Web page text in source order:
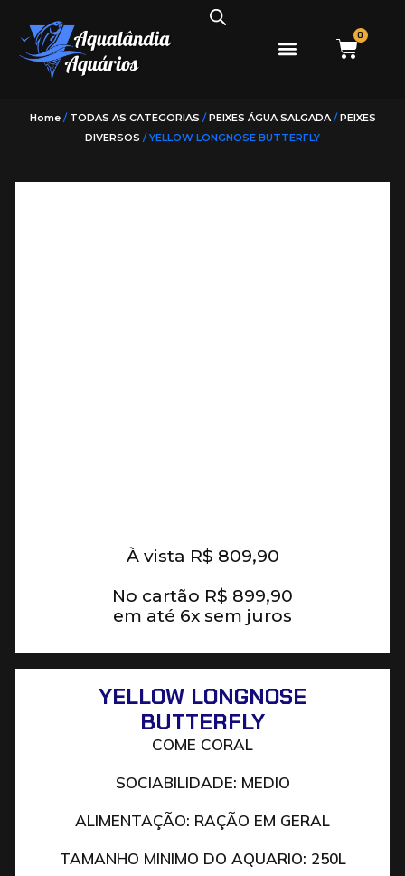
0
Home/ TODAS AS CATEGORIAS /PEIXES ÁGUA SALGADA/PEIXES
DIVERSOS / YELLOW LONGNOSE BUTTERFLY
À vista R$ 809,90
No cartão R$ 899,90
em até 6x sem juros
YELLOW LONGNOSE
BUTTERFLY
COME CORAL
SOCIABILIDADE: MEDIO
ALIMENTAÇÃO: RAÇÃO EM GERAL
TAMANHO MINIMO DO AQUARIO: 250L